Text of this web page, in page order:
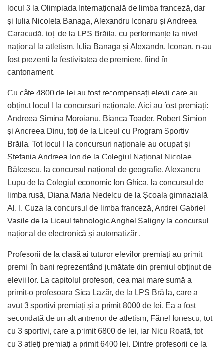
locul 3 la Olimpiada Internațională de limba franceză, dar
și Iulia Nicoleta Banaga, Alexandru Iconaru și Andreea
Caracudă, toți de la LPS Brăila, cu performanțe la nivel
național la atletism. Iulia Banaga și Alexandru Iconaru n-au
fost prezenți la festivitatea de premiere, fiind în
cantonament.
Cu câte 4800 de lei au fost recompensați elevii care au
obținut locul I la concursuri naționale. Aici au fost premiați:
Andreea Simina Moroianu, Bianca Toader, Robert Simion
și Andreea Dinu, toți de la Liceul cu Program Sportiv
Brăila. Tot locul I la concursuri naționale au ocupat și
Ștefania Andreea Ion de la Colegiul Național Nicolae
Bălcescu, la concursul național de geografie, Alexandru
Lupu de la Colegiul economic Ion Ghica, la concursul de
limba rusă, Diana Maria Nedelcu de la Școala gimnazială
Al. I. Cuza la concursul de limba franceză, Andrei Gabriel
Vasile de la Liceul tehnologic Anghel Saligny la concursul
național de electronică și automatizări.
Profesorii de la clasă ai tuturor elevilor premiați au primit
premii în bani reprezentând jumătate din premiul obținut de
elevii lor. La capitolul profesori, cea mai mare sumă a
primit-o profesoara Sica Lazăr, de la LPS Brăila, care a
avut 3 sportivi premiați și a primit 8000 de lei. Ea a fost
secondată de un alt antrenor de atletism, Fănel Ionescu, tot
cu 3 sportivi, care a primit 6800 de lei, iar Nicu Roată, tot
cu 3 atleți premiați a primit 6400 lei. Dintre profesorii de la